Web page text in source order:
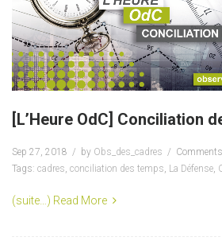
[L’Heure OdC] Conciliation
Sep 27, 2018 by Obs_des_cadres
Tags: cadres conciliation des temps La Défense
(suite…) Read More